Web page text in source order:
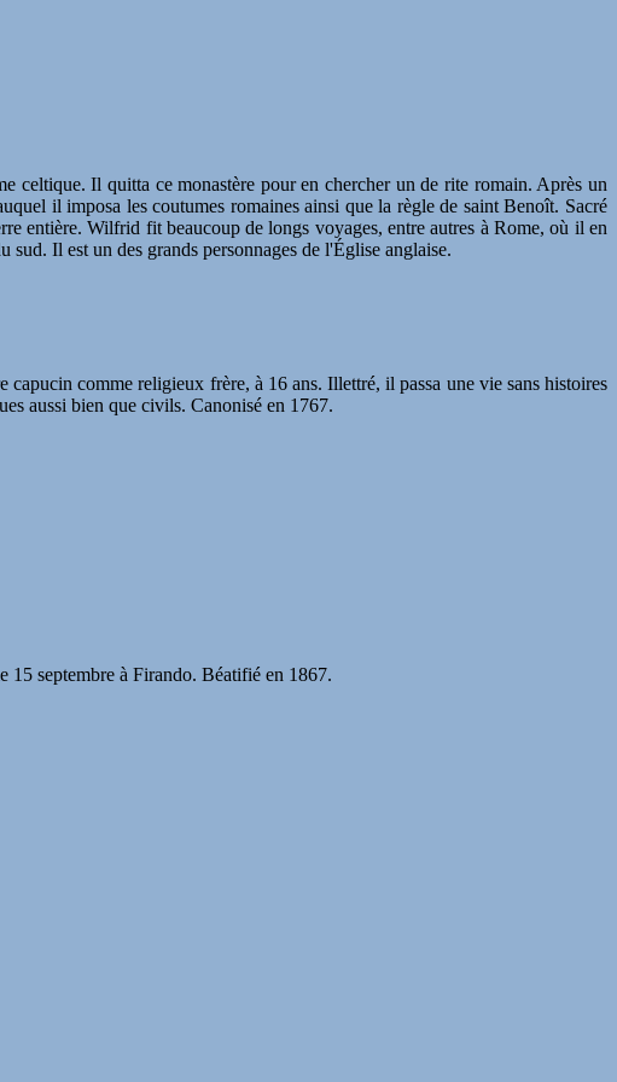
Il quitta ce monastère pour en chercher un de rite romain. Après un
il imposa les coutumes romaines ainsi que la règle de saint Benoît. Sacré
entière. Wilfrid fit beaucoup de longs voyages, entre autres à Rome, où il en
Il est un des grands personnages de l'Église anglaise.
comme religieux frère, à 16 ans. Illettré, il passa une vie sans histoires
aussi bien que civils. Canonisé en 1767.
15 septembre à Firando. Béatifié en 1867.